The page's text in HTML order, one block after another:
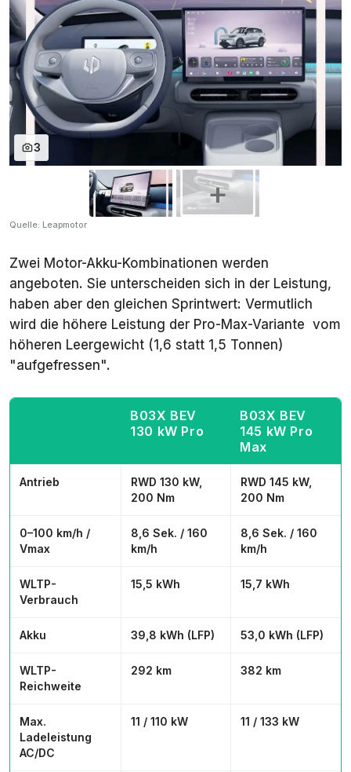
3
Quelle: Leapmotor
Zwei Motor-Akku-Kombinationen werden
angeboten. Sie unterscheiden sich in der Leistung,
haben aber den gleichen Sprintwert: Vermutlich
wird die höhere Leistung der Pro-Max-Variante vom
höheren Leergewicht (1,6 statt 1,5 Tonnen)
"aufgefressen".
B03X BEV
130 kW Pro
B03X BEV
145 kW Pro
Max
Antrieb
RWD 130 kW,
200 Nm
RWD 145 kW,
200 Nm
0–100 km/h /
Vmax
8,6 Sek. / 160
km/h
8,6 Sek. / 160
km/h
WLTP-
Verbrauch
15,5 kWh 15,7 kWh
Akku 39,8 kWh (LFP) 53,0 kWh (LFP)
WLTP-
Reichweite
292 km 382 km
Max.
Ladeleistung
AC/DC
11 / 110 kW 11 / 133 kW